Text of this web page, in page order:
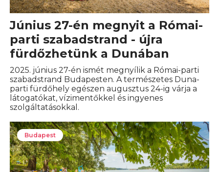
Június 27-én megnyit a Római-
parti szabadstrand - újra
fürdőzhetünk a Dunában
2025. június 27-én ismét megnyílik a Római-parti
szabadstrand Budapesten. A természetes Duna-
parti fürdőhely egészen augusztus 24-ig várja a
látogatókat, vízimentőkkel és ingyenes
szolgáltatásokkal.
Budapest